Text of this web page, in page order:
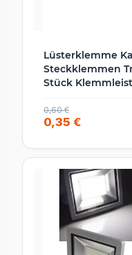
Lüsterklemme
Steckklemmen
Stück
0,60 €
0,35 €